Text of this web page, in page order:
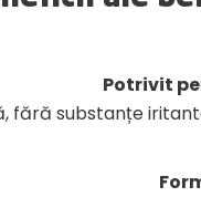
Potrivit
fără substanțe